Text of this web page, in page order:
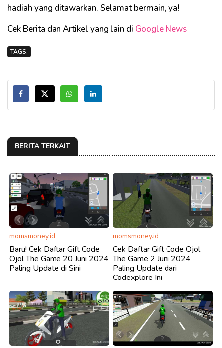
hadiah yang ditawarkan. Selamat bermain, ya!
Cek Berita dan Artikel yang lain di Google News
TAGS:
BERITA TERKAIT
momsmoney.id
Baru! Cek Daftar Gift Code
Ojol The Game 20 Juni 2024
Paling Update di Sini
momsmoney.id
Cek Daftar Gift Code Ojol
The Game 2 Juni 2024
Paling Update dari
Codexplore Ini